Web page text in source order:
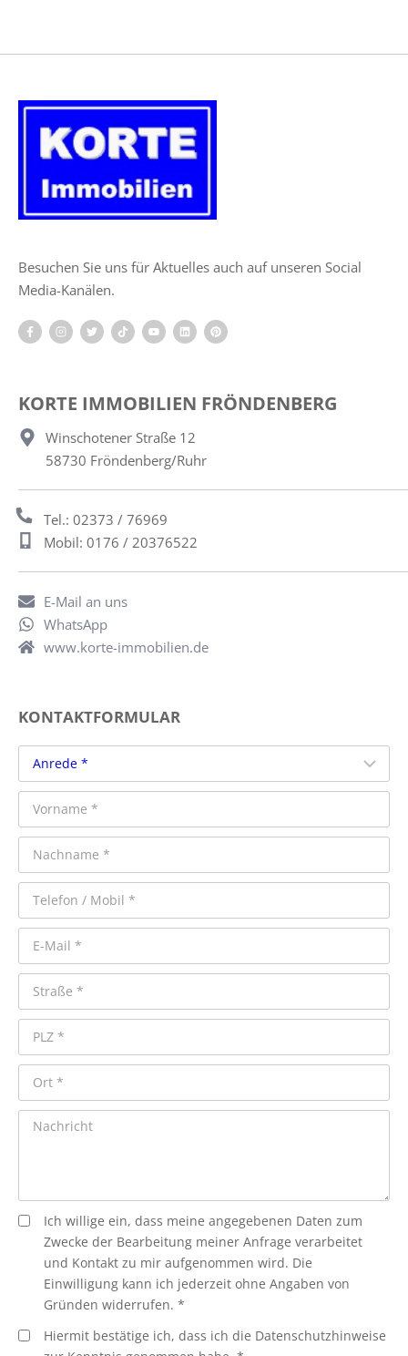
Besuchen Sie uns für Aktuelles auch auf unseren Social
Media-Kanälen.
KORTE IMMOBILIEN FRÖNDENBERG
Winschotener Straße 12
58730 Fröndenberg/Ruhr
Tel.: 02373 / 76969
Mobil: 0176 / 20376522
E-Mail an uns
WhatsApp
www.korte-immobilien.de
KONTAKTFORMULAR
Ich willige ein, dass meine angegebenen Daten zum
Zwecke der Bearbeitung meiner Anfrage verarbeitet
und Kontakt zu mir aufgenommen wird. Die
Einwilligung kann ich jederzeit ohne Angaben von
Gründen widerrufen. *
Hiermit bestätige ich, dass ich die Datenschutzhinweise